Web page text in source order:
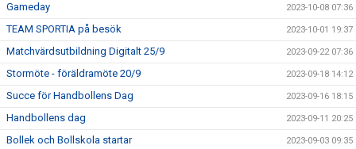
Gameday 2023-10-08 07:36
TEAM SPORTIA på besök 2023-10-01 19:37
Matchvärdsutbildning Digitalt 25/9 2023-09-22 07:36
Stormöte - föräldramöte 20/9 2023-09-18 14:12
Succe för Handbollens Dag 2023-09-16 18:15
Handbollens dag 2023-09-11 20:25
Bollek och Bollskola startar 2023-09-03 09:35